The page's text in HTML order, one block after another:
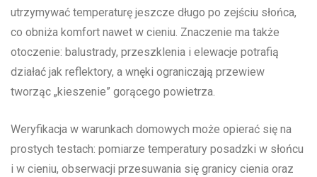
utrzymywać temperaturę jeszcze długo po zejściu słońca,
co obniża komfort nawet w cieniu. Znaczenie ma także
otoczenie: balustrady, przeszklenia i elewacje potrafią
działać jak reflektory, a wnęki ograniczają przewiew
tworząc „kieszenie” gorącego powietrza.
Weryfikacja w warunkach domowych może opierać się na
prostych testach: pomiarze temperatury posadzki w słońcu
i w cieniu, obserwacji przesuwania się granicy cienia oraz